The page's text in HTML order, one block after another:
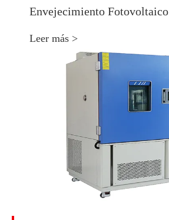
Envejecimiento Fotovoltaico
Leer más >